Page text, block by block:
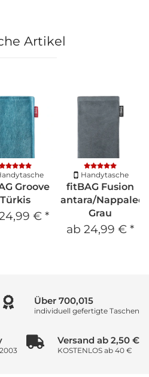
Artikel
Groove
Türkis
€ *
Handytasche
fitBAG Fusion
Alcantara/
Grau
ab 24,99 € *
Über 1,000,000
individuell gefertigte Taschen
Versand ab 2,50 €
KOSTENLOS ab 40 €